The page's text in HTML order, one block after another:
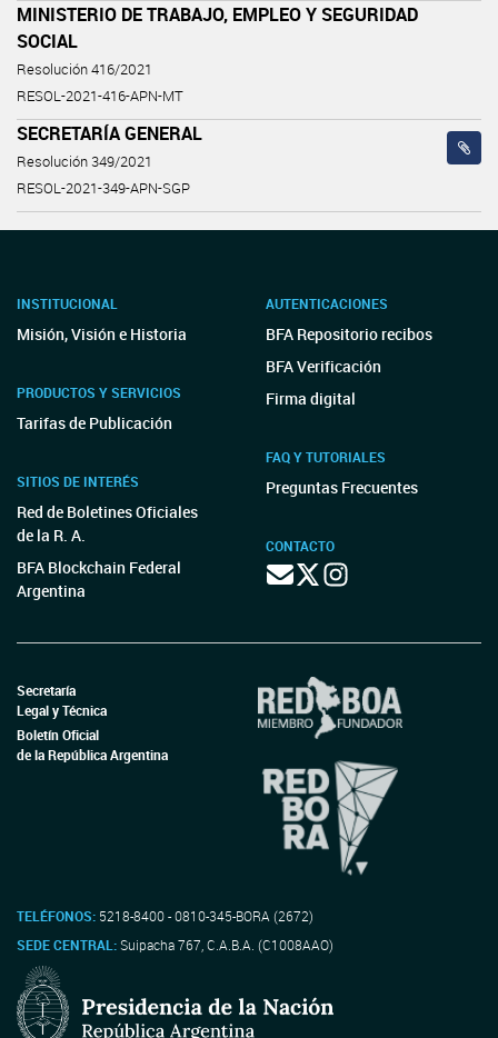
MINISTERIO DE TRABAJO, EMPLEO Y SEGURIDAD
SOCIAL
Resolución 416/2021
RESOL-2021-416-APN-MT
SECRETARÍA GENERAL
Resolución 349/2021
RESOL-2021-349-APN-SGP
INSTITUCIONAL
Misión, Visión e Historia
PRODUCTOS Y SERVICIOS
Tarifas de Publicación
SITIOS DE INTERÉS
Red de Boletines Oficiales
de la R. A.
BFA Blockchain Federal
Argentina
AUTENTICACIONES
BFA Repositorio recibos
BFA Verificación
Firma digital
FAQ Y TUTORIALES
Preguntas Frecuentes
CONTACTO
Secretaría
Legal y Técnica
Boletín Oficial
de la República Argentina
TELÉFONOS: 5218-8400 - 0810-345-BORA (2672)
SEDE CENTRAL:Suipacha 767, C.A.B.A. (C1008AAO)